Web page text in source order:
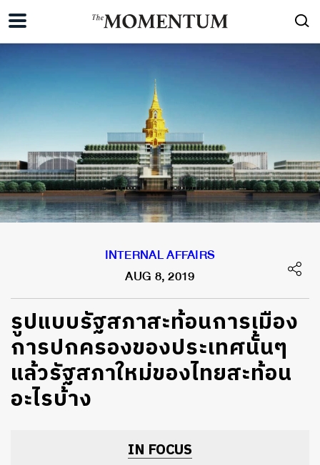
INTERNAL AFFAIRS
AUG 8, 2019
รูปแบบรัฐสภาสะท้อนการเมือง
การปกครองของประเทศนั้นๆ
แล้วรัฐสภาใหม่ของไทยสะท้อน
อะไรบ้าง
IN FOCUS